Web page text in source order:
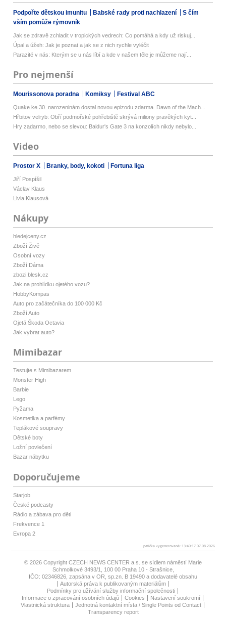
Podpořte dětskou imunitu Babské rady proti nachlazení
S čím
vším pomůže rýmovník
Jak se zdravě zchladit v tropických vedrech: Co pomáhá a kdy už riskuj...
Úpal a úžeh: Jak je poznat a jak se z nich rychle vyléčit
Parazité v nás: Kterým se u nás líbí a kde v našem těle je můžeme nají...
Pro nejmenší
Mourissonova poradna Komiksy Festival ABC
Quake ke 30. narozeninám dostal novou epizodu zdarma. Dawn of the Mach...
Hřbitov velryb: Obří podmořské pohřebiště skrývá miliony pravěkých kyt...
Hry zadarmo, nebo se slevou: Baldur's Gate 3 na konzolích nikdy nebylo...
Video
Prostor X Branky, body, kokoti Fortuna liga
Jiří Pospíšil
Václav Klaus
Livia Klausová
Nákupy
hledejceny.cz
Zboží Živě
Osobní vozy
Zboží Dáma
zbozi.blesk.cz
Jak na prohlídku ojetého vozu?
HobbyKompas
Auto pro začátečníka do 100 000 Kč
Zboží Auto
Ojetá Škoda Octavia
Jak vybrat auto?
Mimibazar
Testujte s Mimibazarem
Monster High
Barbie
Lego
Pyžama
Kosmetika a parfémy
Teplákové soupravy
Dětské boty
Ložní povlečení
Bazar nábytku
Doporučujeme
Starjob
České podcasty
Rádio a zábava pro děti
Frekvence 1
Evropa 2
patička vygenerovaná: 13:40:17 07.08.2026
© 2026 Copyright CZECH NEWS CENTER a.s. se sídlem náměstí Marie
Schmolkové 3493/1, 100 00 Praha 10 - Strašnice,
IČO: 02346826, zapsána v OR, sp.zn. B 19490 a dodavatelé obsahu
Autorská práva k publikovaným materiálům
Podmínky pro užívání služby informační společnosti
Informace o zpracování osobních údajů
Cookies
Nastavení soukromí
Vlastnická struktura
Jednotná kontaktní místa / Single Points od Contact
Transparency report